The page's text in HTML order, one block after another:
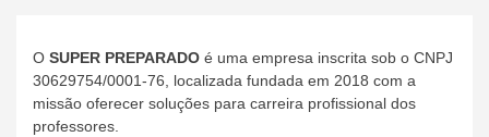
O SUPER PREPARADO é uma empresa inscrita sob o CNPJ
30629754/0001-76, localizada fundada em 2018 com a
missão oferecer soluções para carreira profissional dos
professores.